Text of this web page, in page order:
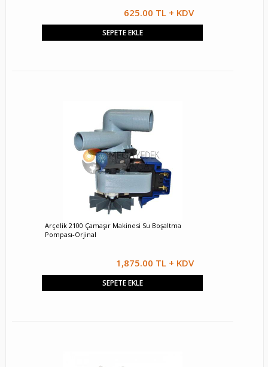
625.00 TL + KDV
SEPETE EKLE
Arçelik 2100 Çamaşır Makinesi Su Boşaltma
Pompası-Orjinal
1,875.00 TL + KDV
SEPETE EKLE